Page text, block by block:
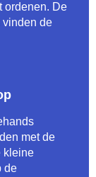
ordenen. De
vinden de
met de
kleine
de